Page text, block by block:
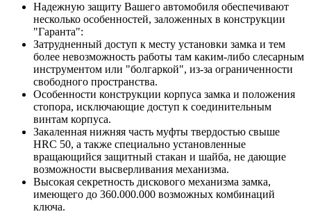
Надежную защиту Вашего автомобиля обеспечивают
несколько особенностей, заложенных в конструкции
"Гаранта":
Затрудненный доступ к месту установки замка и тем
более невозможность работы там каким-либо слесарным
инструментом или "болгаркой", из-за ограниченности
свободного пространства.
Особенности конструкции корпуса замка и положения
стопора, исключающие доступ к соединительным
винтам корпуса.
Закаленная нижняя часть муфты твердостью свыше
HRC 50, а также специально установленные
вращающийся защитный стакан и шайба, не дающие
возможности высверливания механизма.
Высокая секретность дискового механизма замка,
имеющего до 360.000.000 возможных комбинаций
ключа.